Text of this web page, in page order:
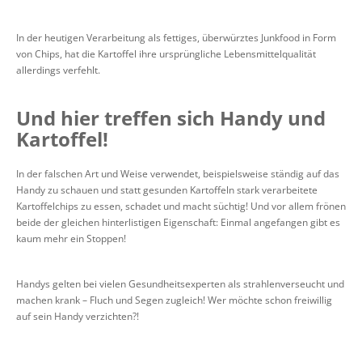
In der heutigen Verarbeitung als fettiges, überwürztes Junkfood in Form
von Chips, hat die Kartoffel ihre ursprüngliche Lebensmittelqualität
allerdings verfehlt.
Und hier treffen sich Handy und
Kartoffel!
In der falschen Art und Weise verwendet, beispielsweise ständig auf das
Handy zu schauen und statt gesunden Kartoffeln stark verarbeitete
Kartoffelchips zu essen, schadet und macht süchtig! Und vor allem frönen
beide der gleichen hinterlistigen Eigenschaft: Einmal angefangen gibt es
kaum mehr ein Stoppen!
Handys gelten bei vielen Gesundheitsexperten als strahlenverseucht und
machen krank – Fluch und Segen zugleich! Wer möchte schon freiwillig
auf sein Handy verzichten?!